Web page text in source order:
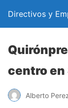
Directivos y
centro en
Alberto